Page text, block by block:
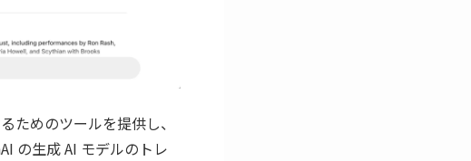
ためのツールを提供し、
の生成 AI モデルのトレ